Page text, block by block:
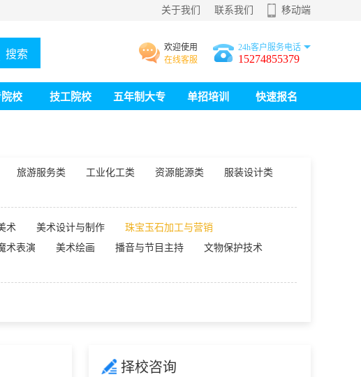
关于我们 联系我们 移动端
搜索
欢迎使用
在线客服
24h客户服务电话
15274855379
校 技工院校 五年制大专 单招培训 快速报名
旅游服务类 工业化工类 资源能源类
服装设计类
术 美术设计与制作
珠宝玉石加工与营销
术表演 美术绘画 播音与节目主持
文物保护技术
择校咨询